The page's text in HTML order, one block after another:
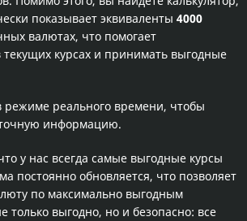
показывает эквиваленты 4000
валютах, что помогает
текущих курсах и принимать выгодные
режиме реального времени, чтобы
информацию.
у нас всегда самые выгодные курсы
постоянно обновляется, что позволяет
по максимально выгодным
только выгодно, но и безопасно: все